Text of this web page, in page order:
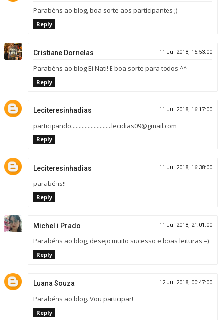
Parabéns ao blog, boa sorte aos participantes ;)
Reply
Cristiane Dornelas 11 Jul 2018, 15:53:00
Parabéns ao blog Ei Nati! E boa sorte para todos ^^
Reply
Leciteresinhadias 11 Jul 2018, 16:17:00
participando...........................lecidias09@gmail.com
Reply
Leciteresinhadias 11 Jul 2018, 16:38:00
parabéns!!
Reply
Michelli Prado 11 Jul 2018, 21:01:00
Parabéns ao blog, desejo muito sucesso e boas leituras =)
Reply
Luana Souza 12 Jul 2018, 00:47:00
Parabéns ao blog. Vou participar!
Reply